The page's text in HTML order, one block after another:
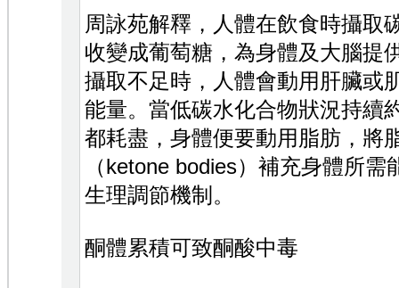
周詠苑解釋，人體在飲食時攝取
收變成葡萄糖，為身體及大腦提
攝取不足時，人體會動用肝臟或
能量。當低碳水化合物狀況持續
都耗盡，身體便要動用脂肪，將
（ketone bodies）補充身體所
生理調節機制。
酮體累積可致酮酸中毒